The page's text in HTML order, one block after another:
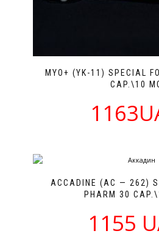
MYO+ (YK-11) SPECIAL
CAP.\10
ACCADINE (AC — 262)
PHARM 30
1155